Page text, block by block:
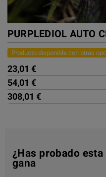
PURPLEDIOL AUTO
Producto disponible con otras
23,01 €
54,01 €
308,01 €
¿Has probado
gana